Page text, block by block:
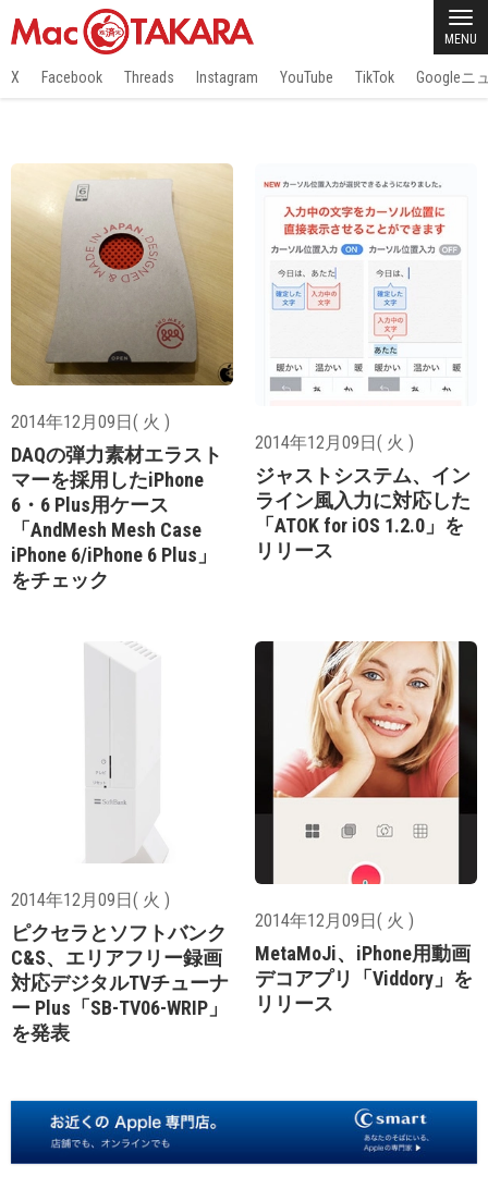
MENU
X Facebook Threads Instagram YouTube TikTok Googleニ
2014年12月09日( 火 )
DAQの弾力素材エラスト
マーを採用したiPhone
6・6 Plus用ケース
「AndMesh Mesh Case
iPhone 6/iPhone 6 Plus」
をチェック
2014年12月09日( 火 )
ジャストシステム、イン
ライン風入力に対応した
「ATOK for iOS 1.2.0」を
リリース
2014年12月09日( 火 )
ピクセラとソフトバンク
C&S、エリアフリー録画
対応デジタルTVチューナ
ー Plus「SB-TV06-WRIP」
を発表
2014年12月09日( 火 )
MetaMoJi、iPhone用動画
デコアプリ「Viddory」を
リリース